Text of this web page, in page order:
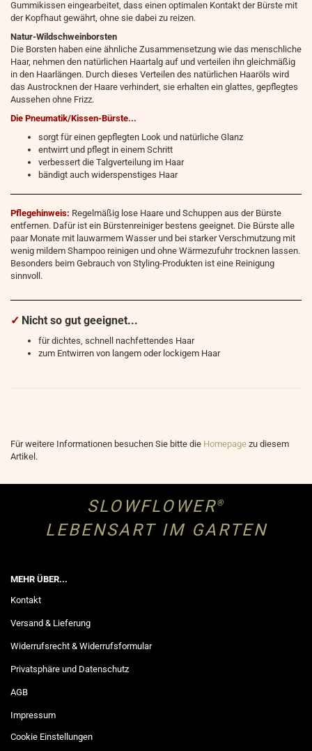
Gummikissen eingearbeitet, dass einen optimalen Kontakt der Bürste mit
der Kopfhaut gewährt, ohne sie dabei zu reizen.
Natur-Wildschweinborsten
Die Borsten haben eine ähnliche Zusammensetzung wie das menschliche
Haar, nehmen den natürlichen Haartalg auf und verteilen ihn gleichmäßig
in den Haarlängen. Durch dieses Verteilen des natürlichen Haaröls wird
das Austrocknen der Haare verhindert, sie erhalten ein glattes, gepflegtes
Aussehen ohne Frizz.
Die Pneumatik/Kissen-Bürste...
sorgt für einen gepflegten Look und natürliche Glanz
entwirrt und pflegt in einem Schritt
verbessert die Talgverteilung im Haar
bändigt auch widerspenstiges Haar
Pflegehinweis: Regelmäßig lose Haare und Schuppen aus der Bürste
entfernen. Dafür ist ein Bürstenreiniger bestens geeignet. Die Bürste alle
paar Monate mit lauwarmem Wasser und bei starker Verschmutzung mit
wenig mildem Shampoo reinigen und ohne Wärmezufuhr trocknen lassen.
Besonders beim Gebrauch von Styling-Produkten ist eine Reinigung
sinnvoll.
✓ Nicht so gut geeignet...
für dichtes, schnell nachfettendes Haar
zum Entwirren von langem oder lockigem Haar
Für weitere Informationen besuchen Sie bitte die Homepage zu diesem
Artikel.
SLOWFLOWER®
LEBENSART IM GARTEN
MEHR ÜBER...
Kontakt
Versand & Lieferung
Widerrufsrecht & Widerrufsformular
Privatsphäre und Datenschutz
AGB
Impressum
Cookie Einstellungen